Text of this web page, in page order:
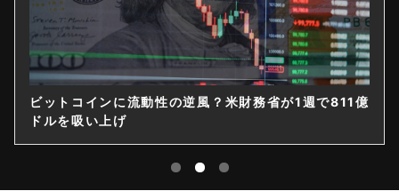
ビットコインに流動性の逆風？米財務省が1週で811億
ドルを吸い上げ